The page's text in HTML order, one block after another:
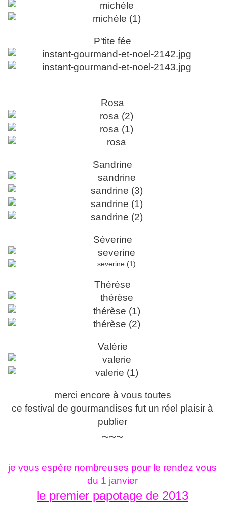
P'tite fée
Rosa
Sandrine
Séverine
Thérèse
Valérie
merci encore à vous toutes
ce festival de gourmandises fut un réel plaisir à
publier
~~~
je vous espère nombreuses pour le rendez vous
du 1 janvier
le premier papotage de 2013